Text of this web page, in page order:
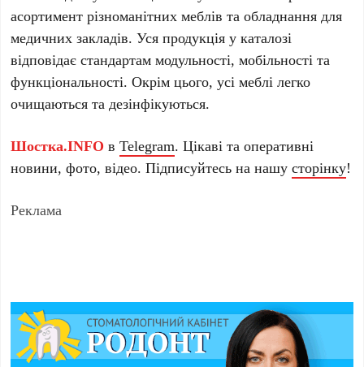
асортимент різноманітних меблів та обладнання для
медичних закладів. Уся продукція у каталозі
відповідає стандартам модульності, мобільності та
функціональності. Окрім цього, усі меблі легко
очищаються та дезінфікуються.
Шостка.INFO вTelegram. Цікаві та оперативні
новини, фото, відео. Підписуйтесь на нашусторінку!
Реклама